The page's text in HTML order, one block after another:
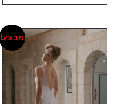
מבצע!